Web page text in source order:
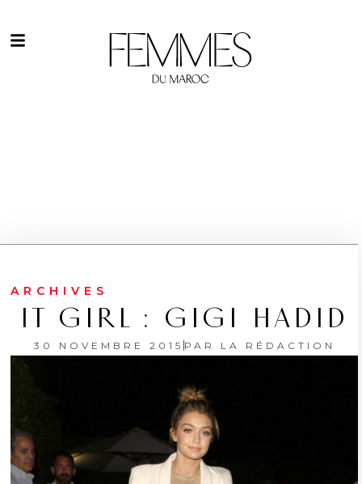
ARCHIVES
IT GIRL : GIGI HADID
30 NOVEMBRE 2015 PAR LA RÉDACTION